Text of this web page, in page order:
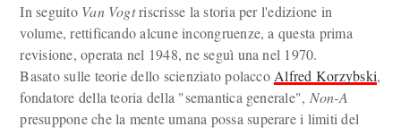
In seguito Van Vogtriscrisse la storia per l'edizione in
volume, rettificando alcune incongruenze, a questa prima
revisione, operata nel 1948, ne seguì una nel 1970.
Basato sulle teorie dello scienziato polacco Alfred Korzybski,
fondatore della teoria della "semantica generale", Non-A
presuppone che la mente umana possa superare i limiti del